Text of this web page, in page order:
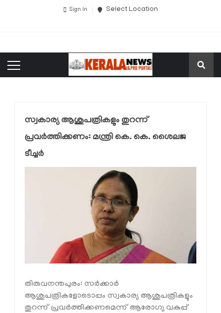
Sign In Select Location
സ്വകാര്യ ആശുപത്രികളും തുറന്ന്
പ്രവര്‍ത്തിക്കണം: മന്ത്രി കെ. കെ. ശൈലജ
ടീച്ചര്‍
തിരുവനന്തപുരം: സര്‍ക്കാര്‍
ആശുപത്രികളോടൊപ്പം സ്വകാര്യ ആശുപത്രികളും
തുറന്ന് പ്രവര്‍ത്തിക്കണമെന്ന് ആരോഗ്യ വകുപ്പ്